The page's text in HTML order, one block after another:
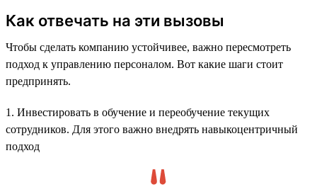
Как отвечать на эти вызовы
Чтобы сделать компанию устойчивее, важно пересмотреть
подход к управлению персоналом. Вот какие шаги стоит
предпринять.
1. Инвестировать в обучение и переобучение текущих
сотрудников. Для этого важно внедрять навыкоцентричный
подход